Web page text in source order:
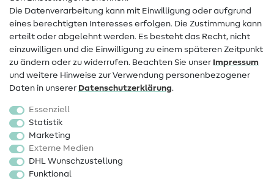
Widerrufsrecht
Beliebt
Stoffe
Sale
Schnittmuster
Die Datenverarbeitung kann mit Einwilligung oder aufgrund
eines berechtigten Interesses erfolgen. Die Zustimmung kann
erteilt oder abgelehnt werden. Es besteht das Recht, nicht
einzuwilligen und die Einwilligung zu einem späteren Zeitpunkt
zu ändern oder zu widerrufen. Beachten Sie unser Impressum
und weitere Hinweise zur Verwendung personenbezogener
Daten in unserer Daten­schutz­erklärung.
Essenziell
Statistik
Marketing
Externe Medien
DHL Wunschzustellung
Funktional